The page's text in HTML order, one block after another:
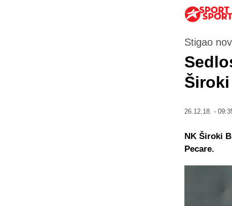
Stigao
26.12.18. -
NK Široki
Pecare.